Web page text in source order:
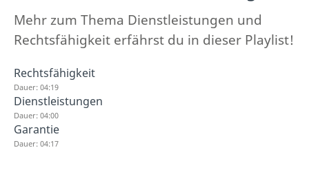
Mehr zum Thema Dienstleistungen und
Rechtsfähigkeit erfährst du in dieser Playlist!
Rechtsfähigkeit
Dauer: 04:19
Dienstleistungen
Dauer: 04:00
Garantie
Dauer: 04:17